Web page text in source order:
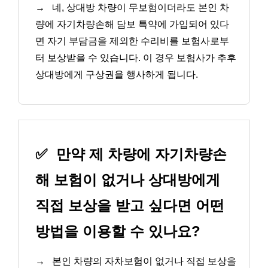
→
네, 상대방 차량이 무보험이더라도 본인 차
량에 자기차량손해 담보 특약에 가입되어 있다
면 자기 부담금을 제외한 수리비를 보험사로부
터 보상받을 수 있습니다. 이 경우 보험사가 추후
상대방에게 구상권을 행사하게 됩니다.
✅
만약 제 차량에 자기차량손
해 보험이 없거나 상대방에게
직접 보상을 받고 싶다면 어떤
방법을 이용할 수 있나요?
→
본인 차량의 자차보험이 없거나 직접 보상을